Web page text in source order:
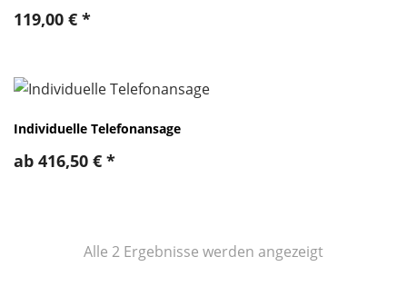
119,00 € *
Individuelle Telefonansage
ab 416,50 € *
Alle 2 Ergebnisse werden angezeigtNach